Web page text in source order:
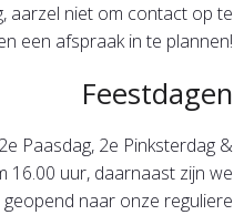
aarzel niet om contact op te
een afspraak in te plannen!
Feestdagen
Paasdag, 2e Pinksterdag &
16.00 uur, daarnaast zijn we
geopend naar onze reguliere